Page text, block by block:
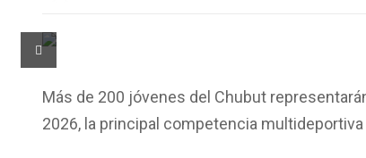
Más de 200 jóvenes del Chubut
2026, la principal competencia